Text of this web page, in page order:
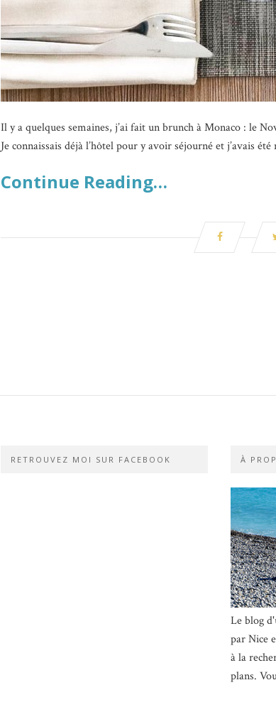
Il y a quelques semaines, j’ai fait un brunch à Monaco : le
Je connaissais déjà l’hôtel pour y avoir séjourné et j’avais
Continue Reading…
RETROUVEZ MOI SUR FACEBOOK À
Le blog
par Nice
à la
plans.